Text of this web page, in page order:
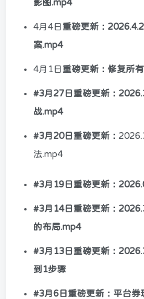
影图.mp4
4月4日 重磅更新：
案.mp4
4月1日 重磅更新：修复所
#3月27日重磅更新：
战.mp4
#3月20日重磅更新：
法.mp4
#3月19日重磅更新：
#3月14日重磅更新：
的布局.mp4
#3月13日重磅更新：
到1步骤
#3月6日重磅更新：平台券